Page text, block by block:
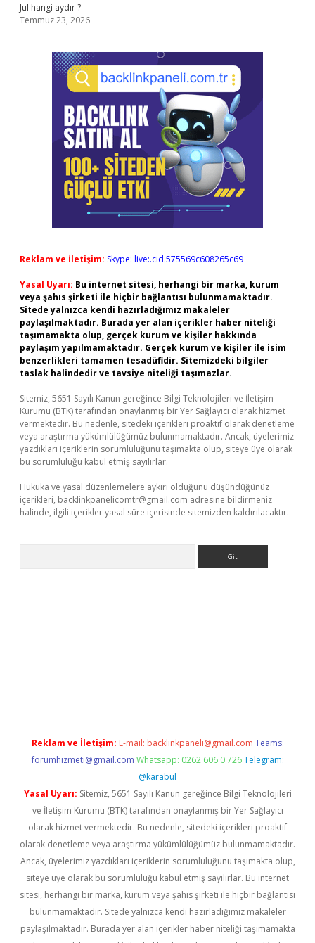
Jul hangi aydır ?
Temmuz 23, 2026
Reklam ve İletişim: Skype: live:.cid.575569c608265c69
Yasal Uyarı: Bu internet sitesi, herhangi bir marka, kurum
veya şahıs şirketi ile hiçbir bağlantısı bulunmamaktadır.
Sitede yalnızca kendi hazırladığımız makaleler
paylaşılmaktadır. Burada yer alan içerikler haber niteliği
taşımamakta olup, gerçek kurum ve kişiler hakkında
paylaşım yapılmamaktadır. Gerçek kurum ve kişiler ile isim
benzerlikleri tamamen tesadüfidir. Sitemizdeki bilgiler
taslak halindedir ve tavsiye niteliği taşımazlar.
Sitemiz, 5651 Sayılı Kanun gereğince Bilgi Teknolojileri ve İletişim
Kurumu (BTK) tarafından onaylanmış bir Yer Sağlayıcı olarak hizmet
vermektedir. Bu nedenle, sitedeki içerikleri proaktif olarak denetleme
veya araştırma yükümlülüğümüz bulunmamaktadır. Ancak, üyelerimiz
yazdıkları içeriklerin sorumluluğunu taşımakta olup, siteye üye olarak
bu sorumluluğu kabul etmiş sayılırlar.
Hukuka ve yasal düzenlemelere aykırı olduğunu düşündüğünüz
içerikleri, backlinkpanelicomtr@gmail.com adresine bildirmeniz
halinde, ilgili içerikler yasal süre içerisinde sitemizden kaldırılacaktır.
Reklam ve İletişim: E-mail: backlinkpaneli@gmail.com Teams:
forumhizmeti@gmail.com Whatsapp: 0262 606 0 726 Telegram:
@karabul
Yasal Uyarı: Sitemiz, 5651 Sayılı Kanun gereğince Bilgi Teknolojileri
ve İletişim Kurumu (BTK) tarafından onaylanmış bir Yer Sağlayıcı
olarak hizmet vermektedir. Bu nedenle, sitedeki içerikleri proaktif
olarak denetleme veya araştırma yükümlülüğümüz bulunmamaktadır.
Ancak, üyelerimiz yazdıkları içeriklerin sorumluluğunu taşımakta olup,
siteye üye olarak bu sorumluluğu kabul etmiş sayılırlar. Bu internet
sitesi, herhangi bir marka, kurum veya şahıs şirketi ile hiçbir bağlantısı
bulunmamaktadır. Sitede yalnızca kendi hazırladığımız makaleler
paylaşılmaktadır. Burada yer alan içerikler haber niteliği taşımamakta